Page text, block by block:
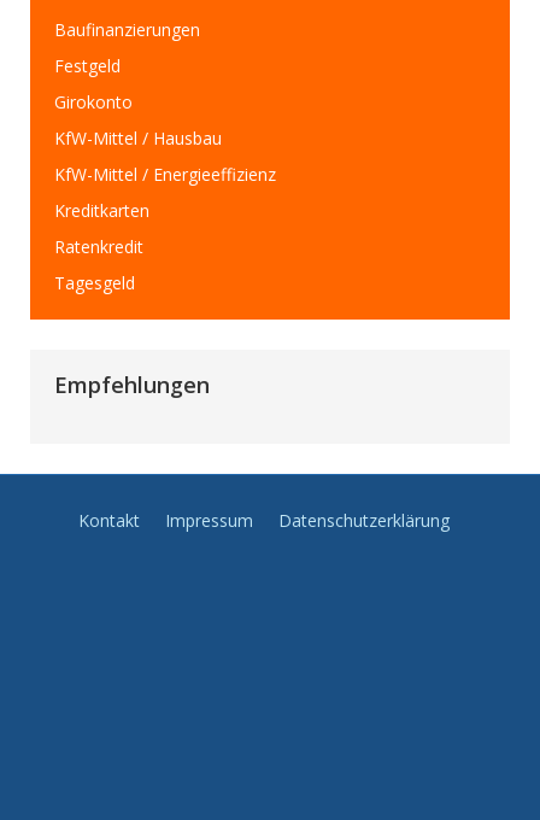
Baufinanzierungen
Festgeld
Girokonto
KfW-Mittel / Hausbau
KfW-Mittel / Energieeffizienz
Kreditkarten
Ratenkredit
Tagesgeld
Empfehlungen
Kontakt Impressum Datenschutzerklärung